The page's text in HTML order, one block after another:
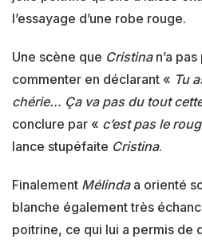
l’essayage d’une robe rouge.
Une scène que Cristinan’a pas
commenter en déclarant « Tu
chérie… Ça va pas du tout
conclure par « c’est pas le
lance stupéfaite Cristina.
Finalement Mélindaa orienté
blanche également très
poitrine, ce qui lui a permis de